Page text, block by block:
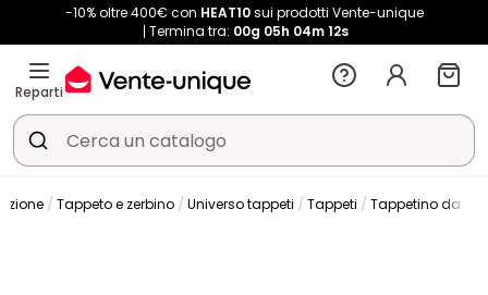
-10% oltre 400€ con HEAT10sui prodotti Vente-unique
Termina tra: 00g 05h 04m 11s
Reparti
Tappeto e zerbino Universo tappeti Tappeti Tappetino da